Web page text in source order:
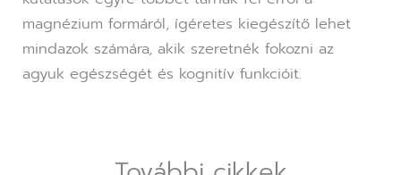
magnézium formáról, ígéretes kiegészítő lehet
mindazok számára, akik szeretnék fokozni az
agyuk egészségét és kognitív funkcióit.